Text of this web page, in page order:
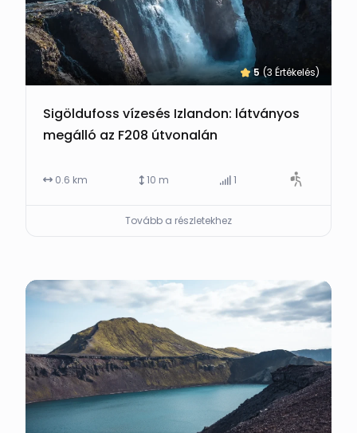
5 (3 Értékelés)
Sigöldufoss vízesés Izlandon: látványos
megálló az F208 útvonalán
0.6 km 10 m 1
Tovább a részletekhez